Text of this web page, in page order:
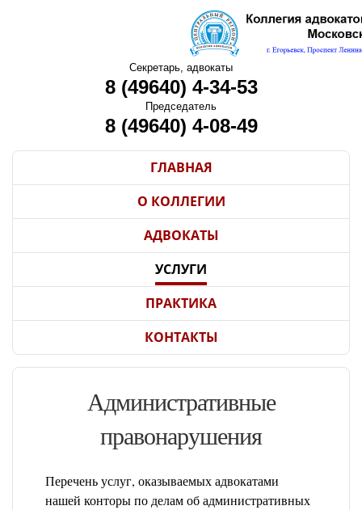
Секретарь, адвокаты
8 (49640) 4-34-53
Председатель
8 (49640) 4-08-49
ГЛАВНАЯ
О КОЛЛЕГИИ
АДВОКАТЫ
УСЛУГИ
ПРАКТИКА
КОНТАКТЫ
Административные
правонарушения
Перечень услуг, оказываемых адвокатами
нашей конторы по делам об административных